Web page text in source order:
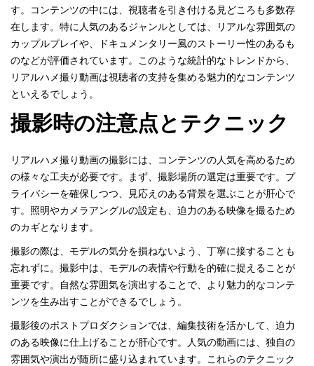
す。コンテンツの中には、視聴者を引き付ける見どころも多数存
在します。特に人気のあるジャンルとしては、リアルな雰囲気の
カップルプレイや、ドキュメンタリー風のストーリー性のあるも
のなどが評価されています。このような統計的なトレンドから、
リアルハメ撮り動画は視聴者の支持を集める魅力的なコンテンツ
といえるでしょう。
撮影時の注意点とテクニック
リアルハメ撮り動画の撮影には、コンテンツの人気を高めるため
の様々な工夫が必要です。まず、撮影場所の選定は重要です。プ
ライバシーを確保しつつ、見応えのある背景を選ぶことが肝心で
す。照明やカメラアングルの設定も、迫力のある映像を撮るため
のカギとなります。
撮影の際は、モデルの気分を損ねないよう、丁寧に接することも
忘れずに。撮影中は、モデルの表情や行動を的確に捉えることが
重要です。自然な雰囲気を演出することで、より魅力的なコンテ
ンツを生み出すことができるでしょう。
撮影後のポストプロダクションでは、編集技術を活かして、迫力
のある映像に仕上げることが肝心です。人気の動画には、独自の
雰囲気や演出が随所に盛り込まれています。これらのテクニック